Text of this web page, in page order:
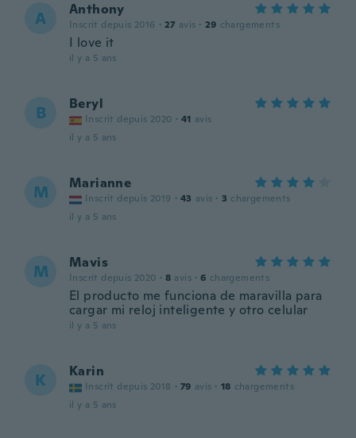
A Anthony
Inscrit depuis 2016 · 27 avis · 29 chargements
I love it
il y a 5 ans
B Beryl
Inscrit depuis 2020 · 41 avis
il y a 5 ans
M Marianne
Inscrit depuis 2019 · 43 avis · 3 chargements
il y a 5 ans
M Mavis
Inscrit depuis 2020 · 8 avis · 6 chargements
El producto me funciona de maravilla para
cargar mi reloj inteligente y otro celular
il y a 5 ans
K Karin
Inscrit depuis 2018 · 79 avis · 18 chargements
il y a 5 ans